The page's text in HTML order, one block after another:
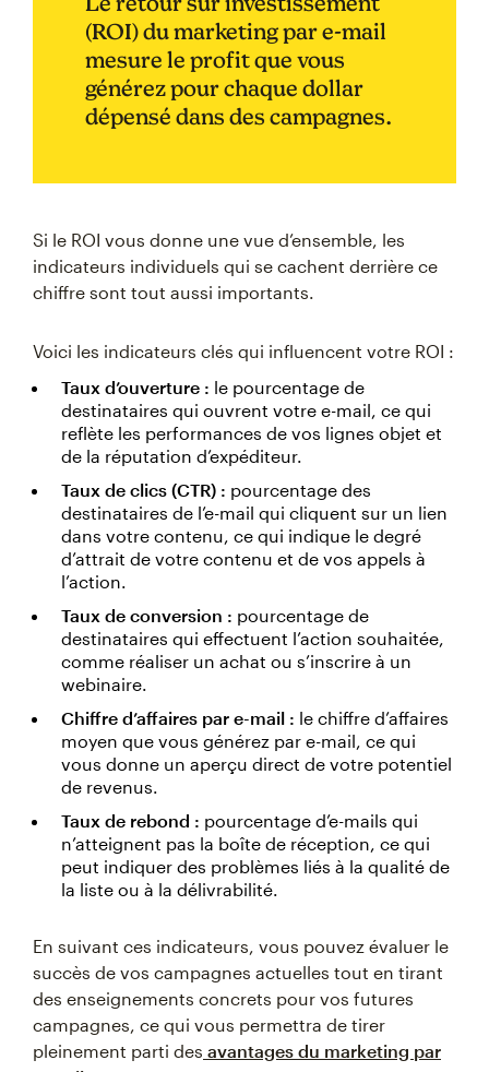
(ROI) du marketing par e-mail
mesure le profit que vous
générez pour chaque dollar
dépensé dans des campagnes.
Si le ROI vous donne une vue d’ensemble, les
indicateurs individuels qui se cachent derrière ce
chiffre sont tout aussi importants.
Voici les indicateurs clés qui influencent votre ROI :
Taux d’ouverture : le pourcentage de
destinataires qui ouvrent votre e-mail, ce qui
reflète les performances de vos lignes objet et
de la réputation d’expéditeur.
Taux de clics (CTR) : pourcentage des
destinataires de l’e-mail qui cliquent sur un lien
dans votre contenu, ce qui indique le degré
d’attrait de votre contenu et de vos appels à
l’action.
Taux de conversion : pourcentage de
destinataires qui effectuent l’action souhaitée,
comme réaliser un achat ou s’inscrire à un
webinaire.
Chiffre d’affaires par e-mail : le chiffre d’affaires
moyen que vous générez par e-mail, ce qui
vous donne un aperçu direct de votre potentiel
de revenus.
Taux de rebond : pourcentage d’e-mails qui
n’atteignent pas la boîte de réception, ce qui
peut indiquer des problèmes liés à la qualité de
la liste ou à la délivrabilité.
En suivant ces indicateurs, vous pouvez évaluer le
succès de vos campagnes actuelles tout en tirant
des enseignements concrets pour vos futures
campagnes, ce qui vous permettra de tirer
pleinement parti des avantages du marketing par